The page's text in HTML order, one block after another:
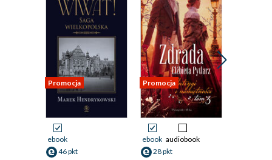
Promocja
ebook
46 pkt
Promocja
ebook audiobook
28 pkt